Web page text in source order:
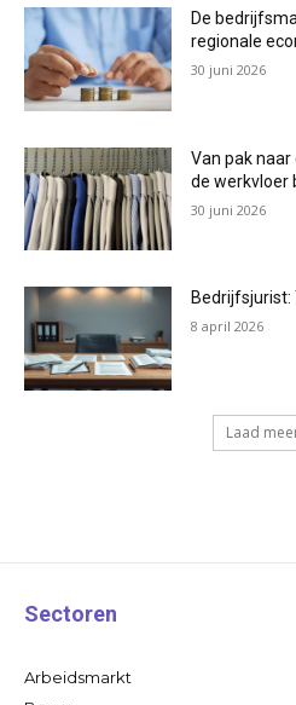
De
regionale
30 juni 2026
Van pak naar
de werkvloer
30 juni 2026
Bedrijfsjurist:
8 april 2026
Laad
Sectoren
Arbeidsmarkt